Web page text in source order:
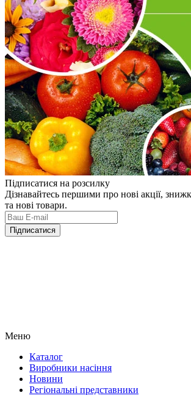
Підписатися на розсилку
Дізнавайтесь першими про нові акції,
та нові товари.
Підписатися
Меню
Каталог
Виробники насіння
Новини
Регіональні представники